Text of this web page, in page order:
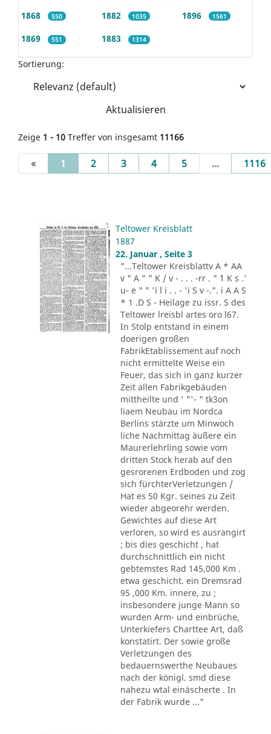
1868 550
1869 551
1882 1035
1883 1314
1896 1561
Sortierung:
Aktualisieren
Zeige 1 - 10 Treffer von insgesamt 11166
« 1 (current)
2 3 4 5 ... 1116
Teltower Kreisblatt
1887
22. Januar , Seite 3
"...Teltower Kreisblattv A * AA
v " A " " K / v - . . . -rr . " ´1 K s .'
u- e " " 'i l i . . - 'i S v -.". i A A S
* 1 .D S - Heilage zu issr. S des
Teltower lreisbl artes oro l67.
In Stolp entstand in einem
doerigen großen
FabrikEtablissement auf noch
nicht ermittelte Weise ein
Feuer, das sich in ganz kurzer
Zeit allen Fabrikgebäuden
mittheilte und ' "'- " tk3on
liaem Neubau im Nordca
Berlins stärzte um Minwoch
liche Nachmittag äußere ein
Maurerlehrling sowie vom
dritten Stock herab auf den
gesrorenen Erdboden und zog
sich fürchterVerletzungen /
Hat es 50 Kgr. seines zu Zeit
wieder abgeorehr werden.
Gewichtes auf diese Art
verloren, so wird es ausrangirt
; bis dies geschicht , hat
durchschnittlich ein nicht
gebtemstes Rad 145,000 Km .
etwa geschicht. ein Dremsrad
95 ,000 Km. innere, zu ;
insbesondere junge Mann so
wurden Arm- und einbrüche,
Unterkiefers Charttee Art, daß
konstatirt. Der sowie große
Verletzungen des
bedauernswerthe Neubaues
nach der königl. smd diese
nahezu wtal einäscherte . In
der Fabrik wurde ..."